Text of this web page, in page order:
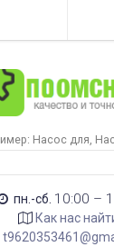
Насос для
пн.-сб. 10:00 –
Как нас